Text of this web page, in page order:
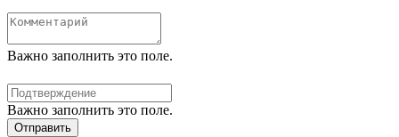
Важно заполнить это поле.
Важно заполнить это поле.
Отправить